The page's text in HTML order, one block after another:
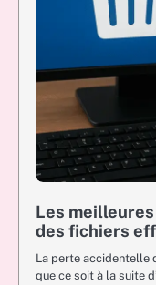
Les
des fichiers
La perte accidentelle
que ce soit à la suite